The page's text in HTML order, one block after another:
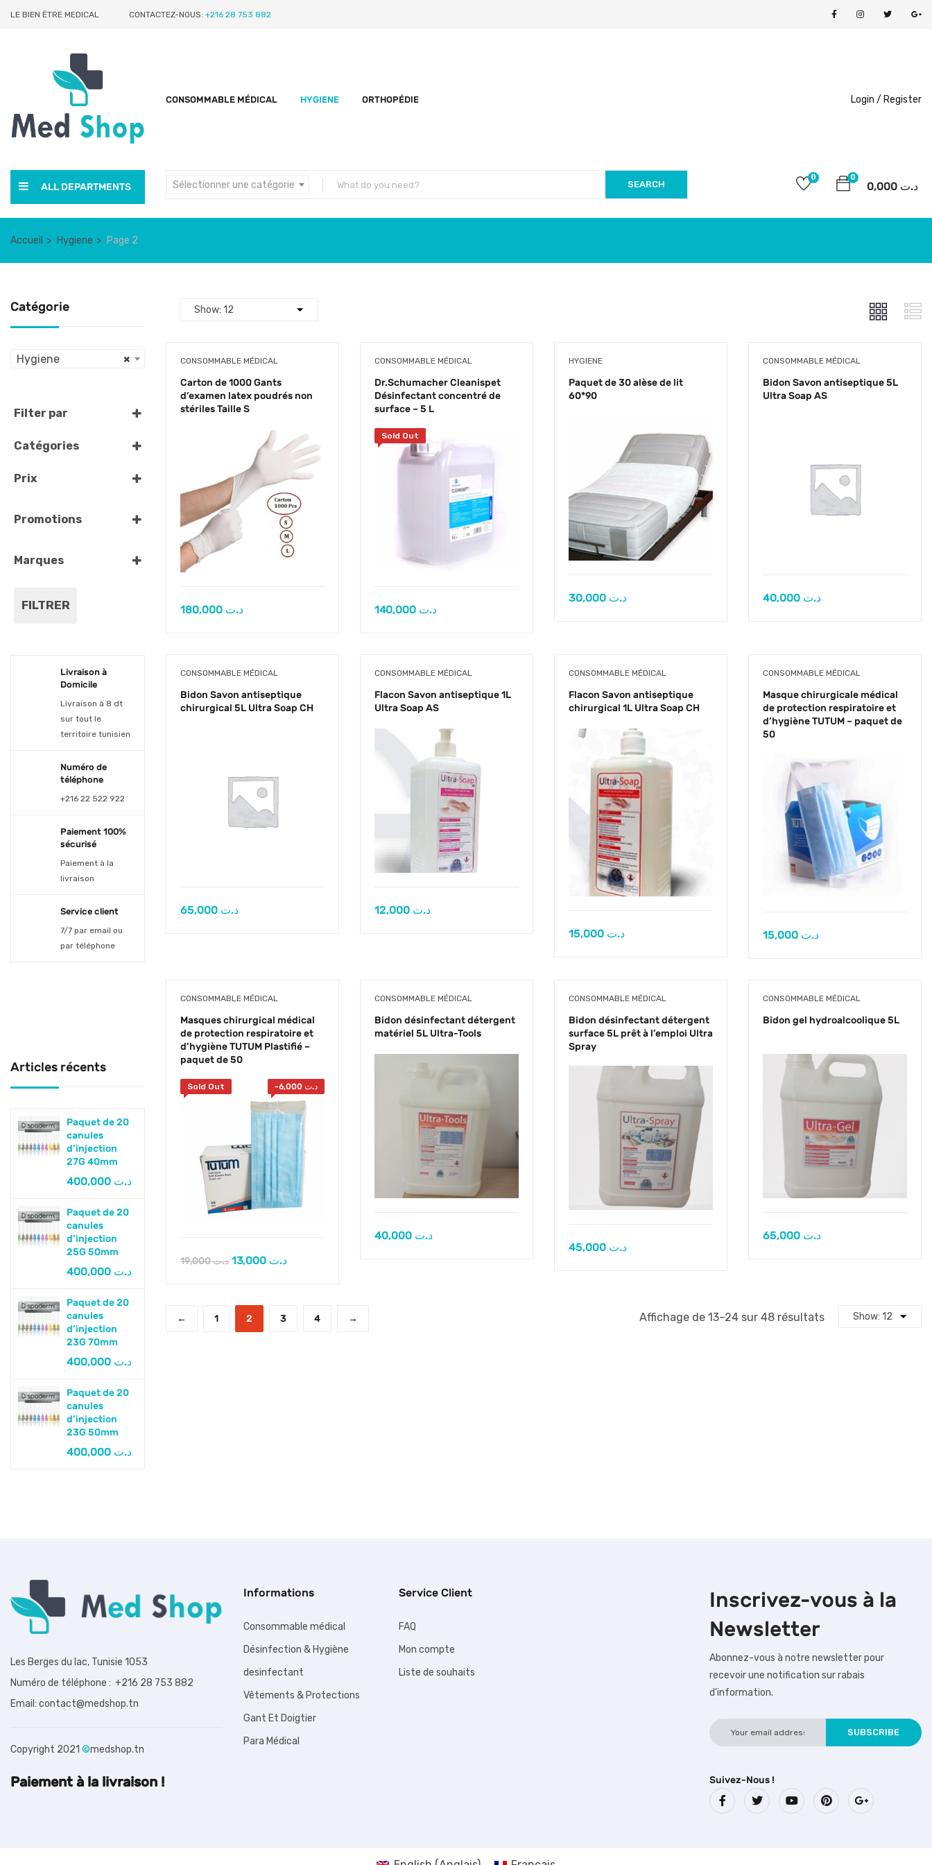
LE BIEN ËTRE MEDICAL CONTACTEZ-NOUS: +216 28 753 882
CONSOMMABLE MÉDICAL HYGIENE ORTHOPÉDIE Login / Register
ALL DEPARTMENTS Sélectionner une catégorie SEARCH
0
د.ت 0,000
0
Accueil Hygiene Page 2
Catégorie
×
Hygiene
Filter par
Popularités
Note
Prix croissant
Nom (A - Z)
Catégories
Médicale
Cheveux Et Visage
Protections
Soins & Pansements
Prix
Promotions
Marques
Evony
FILTRER
Livraison à
Domicile
Livraison à 8 dt
sur tout le
territoire tunisien
Numéro de
téléphone
+216 22 522 922
Paiement 100%
sécurisé
Paiement à la
livraison
Service client
7/7 par email ou
par téléphone
Articles récents
Paquet de 20
canules
d’injection
27G 40mm
د.ت
Paquet de 20
canules
d’injection
25G 50mm
د.ت
Paquet de 20
canules
d’injection
23G 70mm
د.ت
Paquet de 20
canules
d’injection
23G 50mm
د.ت
CONSOMMABLE MÉDICAL
Carton de 1000 Gants
d’examen latex poudrés non
stériles Taille S
د.ت
CONSOMMABLE MÉDICAL
Dr.Schumacher Cleanispet
Désinfectant concentré de
surface – 5 L
Sold Out
د.ت 140,000
HYGIENE
Paquet de 30 alèse de lit
60*90
د.ت 30,000
CONSOMMABLE MÉDICAL
Bidon Savon antiseptique 5L
Ultra Soap AS
د.ت 40,000
CONSOMMABLE MÉDICAL
Bidon Savon antiseptique
chirurgical 5L Ultra Soap CH
د.ت
CONSOMMABLE MÉDICAL
Flacon Savon antiseptique 1L
Ultra Soap AS
د.ت 12,000
CONSOMMABLE MÉDICAL
Flacon Savon antiseptique
chirurgical 1L Ultra Soap CH
د.ت 15,000
CONSOMMABLE MÉDICAL
Masque chirurgicale médical
de protection respiratoire et
d’hygiène TUTUM – paquet de
50
د.ت 15,000
CONSOMMABLE MÉDICAL
Masques chirurgical médical
de protection respiratoire et
d’hygiène TUTUM Plastifié –
paquet de 50
Sold Out - د.ت 6,000
د.ت19,000 د.ت
CONSOMMABLE MÉDICAL
Bidon désinfectant détergent
matériel 5L Ultra-Tools
د.ت 40,000
CONSOMMABLE MÉDICAL
Bidon désinfectant détergent
surface 5L prêt à l’emploi Ultra
Spray
د.ت 45,000
CONSOMMABLE MÉDICAL
Bidon gel hydroalcoolique 5L
د.ت 65,000
← 1 2 3 4 → Affichage de 13–24 sur 48 résultats
Les Berges du lac, Tunisie 1053
Numéro de téléphone : +216 28 753 882
Email: contact@medshop.tn
Copyright 2021 ©medshop.tn
Paiement à la livraison !
Informations
Consommable médical
Désinfection & Hygiène
desinfectant
Vêtements & Protections
Gant Et Doigtier
Para Médical
Service Client
FAQ
Mon compte
Liste de souhaits
Inscrivez-vous à la
Newsletter
Abonnez-vous à notre newsletter pour
recevoir une notification sur rabais
d'information.
Suivez-Nous !